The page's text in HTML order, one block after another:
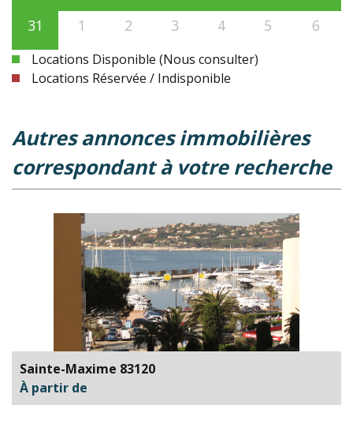
31
1 2 3 4 5 6
Locations Disponible (Nous consulter)
Locations Réservée / Indisponible
autres annonces immobilières
correspondant à votre recherche
Sainte-Maxime 83120
À partir de